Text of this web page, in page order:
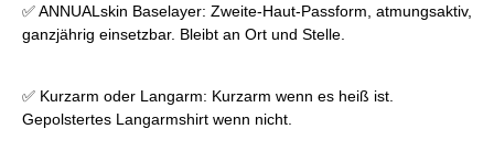
✅ ANNUALskin Baselayer: Zweite-Haut-Passform, atmungsaktiv,
ganzjährig einsetzbar. Bleibt an Ort und Stelle.
✅ Kurzarm oder Langarm: Kurzarm wenn es heiß ist.
Gepolstertes Langarmshirt wenn nicht.